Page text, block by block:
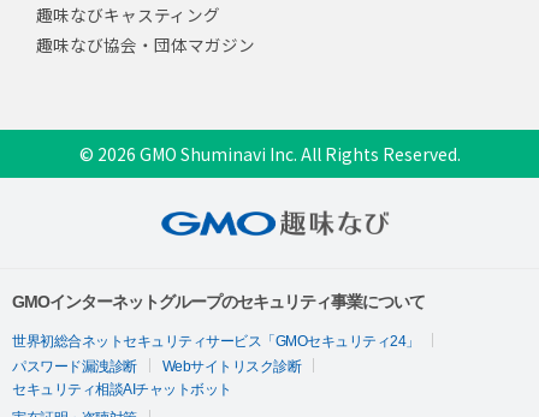
趣味なびキャスティング
趣味なび協会・団体マガジン
© 2026 GMO Shuminavi Inc. All Rights Reserved.